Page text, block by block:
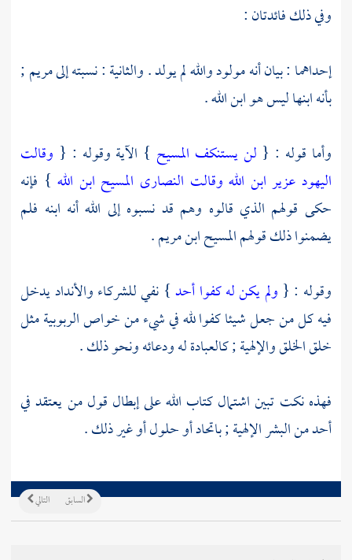
وفي ذلك فائدتان :
إحداهما : بيان أنه مولود والله لم يولد . والثانية : نسبته إلىمريم;
بأنه ابنها ليس هو ابن الله .
وأما قوله : { لن يستنكف المسيح } الآية وقوله : { وقالت
اليهود عزير ابن الله وقالت النصارى المسيح ابن الله } فإنه
حكى قولهم الذي قالوه وهم قد نسبوه إلى الله أنه ابنه فلم
يضمنوا ذلك قولهمالمسيح ابن مريم.
وقوله : { ولم يكن له كفوا أحد} نفي للشركاء والأنداد يدخل
فيه كل من جعل شيئا كفوا لله في شيء من خواص الربوبية مثل
خلق الخلق والإلهية ; كالعبادة له ودعائه ونحو ذلك .
فهذه نكت تبين اشتمال كتاب الله على إبطال قول من يعتقد في
أحد من البشر الإلهية ; باتحاد أو حلول أو غير ذلك .
التالي السابق